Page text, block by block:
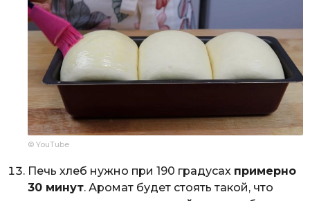
© YouTube
Печь хлеб нужно при 190 градусах примерно
30 минут. Аромат будет стоять такой, что